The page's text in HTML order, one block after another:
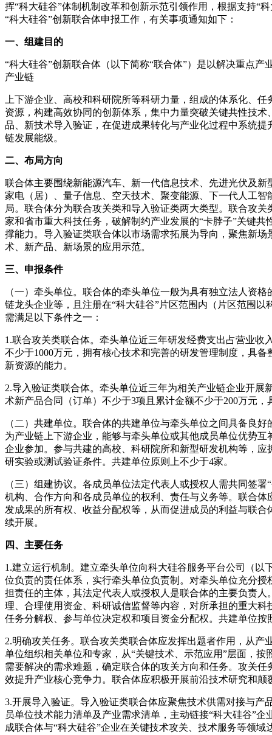
挥“科大硅谷”体制机制改革和创新示范引领作用，根据支持“
“科大硅谷”创新联合体申报工作，有关事项通知如下：
一、组建目的
“科大硅谷”创新联合体（以下简称“联合体”）是以解决重点
产业链
上下游企业、高校和科研院所等科研力量，组成的体系化、
资源，构建高效协同的创新体系，集中力量突破关键共性技
品、新技术导入验证，在促进成果转化与产业化过程中系统
链发展能级。
二、布局方向
联合体主要围绕新能源汽车、新一代信息技术、先进光伏及
家电（居）、量子信息、空天技术、聚变能源、下一代人工
局。联合体分为联合攻关类和导入验证类两大类型。联合攻
家和省市重大科技任务，破解制约产业发展的“卡脖子”关键
撑能力。导入验证类联合体以市场需求拓展为导向，聚焦新
术、新产品、新场景的应用示范。
三、申报条件
（一）牵头单位。联合体的牵头单位一般为具有独立法人资
链龙头企业等，且注册在“科大硅谷”片区范围内（片区范围
需满足以下条件之一：
1.联合攻关类联合体。牵头单位近三年研发经费支出占营业收
不少于1000万元，拥有核心技术和完善的研发管理制度，具
新资源的能力。
2.导入验证类联合体。牵头单位近三年为相关产业链企业开展
术新产品合同（订单）不少于3项且累计金额不少于200万元
（二）共建单位。联合体的共建单位与牵头单位之间具备良
为产业链上下游企业，能够与牵头单位或其他成员单位优势
企业参加。参与共建的高校、科研院所和新型研发机构等，
研实验或测试验证条件。共建单位原则上不少于4家。
（三）组建协议。各成员单位法定代表人或授权人需共同签
机构、合作方向和各成员单位的权利、责任与义务等。联合
发成果的所有权、收益分配权等，从而促进成员的利益与联
续开展。
四、主要任务
1.建立运行机制。建立牵头单位向科大硅谷服务平台公司（以
位负责的责任体系，实行牵头单位负责制。对牵头单位充分
担责任的主体，其法定代表人或授权人是联合体的主要负责
理、合理使用资金、科研诚信监督等内容，对所承担的重大
任务分解权、参与单位决定权和项目资金分配权。共建单位按
2.明确攻关任务。联合攻关类联合体应发挥出题者作用，从产
单位组织相关单位和专家，从“关键技术、示范应用”层面，
需要解决的需求难题，确定联合体的攻关方向和任务。攻关
效提升产业核心竞争力。联合体应积极开展前沿技术研究和
3.开展导入验证。导入验证类联合体应聚焦技术供需对接与产
员单位技术能力清单及产业需求清单，主动链接“科大硅谷”
成联合体与“科大硅谷”企业在关键技术攻关、技术服务等领